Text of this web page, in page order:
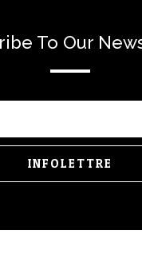
To Our
INFOLETTRE